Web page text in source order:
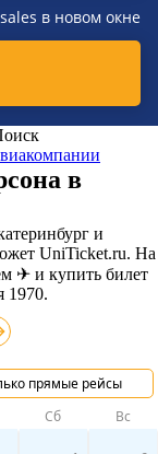
в новом окне
в
и
UniTicket.ru. На
✈ и купить билет
1970.
прямые рейсы
Сб Вс